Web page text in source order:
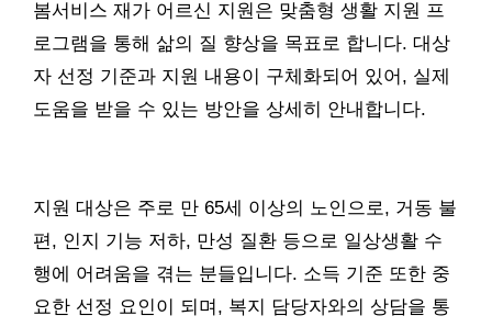
봄서비스 재가 어르신 지원은 맞춤형 생활 지원 프
로그램을 통해 삶의 질 향상을 목표로 합니다. 대상
자 선정 기준과 지원 내용이 구체화되어 있어, 실제
도움을 받을 수 있는 방안을 상세히 안내합니다.
지원 대상은 주로 만 65세 이상의 노인으로, 거동 불
편, 인지 기능 저하, 만성 질환 등으로 일상생활 수
행에 어려움을 겪는 분들입니다. 소득 기준 또한 중
요한 선정 요인이 되며, 복지 담당자와의 상담을 통